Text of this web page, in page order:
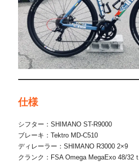
仕様
シフター：SHIMANO ST-R9000
ブレーキ：Tektro MD-C510
ディレーラー：SHIMANO R3000 2×9
クランク：FSA Omega MegaExo 48/32ｔ